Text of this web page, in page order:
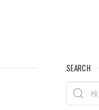
SEARCH